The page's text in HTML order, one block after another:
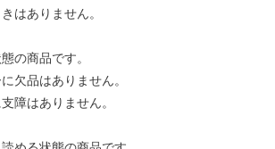
ありません。
商品です。
品はありません。
はありません。